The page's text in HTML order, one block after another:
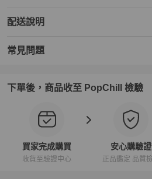
配送說明
常見問題
下單後，商品收至 PopChill 檢驗
買家完成購買
收貨至驗證中心
安心購驗證
正品鑑定 品質